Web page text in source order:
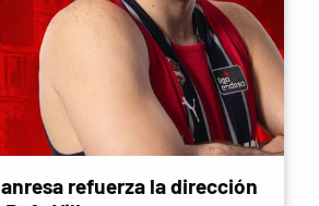
refuerza la dirección